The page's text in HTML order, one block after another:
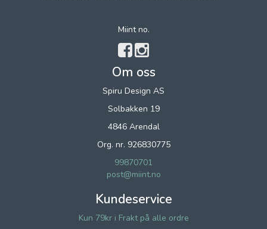
Miint no.
Om oss
Spiru Design AS
Solbakken 19
4846 Arendal
Org. nr. 926830775
99870701
post@miint.no
Kundeservice
Kun 79kr i Frakt på alle ordre